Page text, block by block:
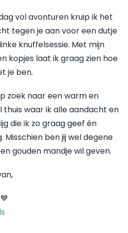
vol avonturen kruip ik het
tegen je aan voor een dutje
knuffelsessie. Met mijn
kopjes laat ik graag zien hoe
je ben.
zoek naar een warm en
thuis waar ik alle aandacht en
die ik zo graag geef én
Misschien ben jij wel degene
gouden mandje wil geven.